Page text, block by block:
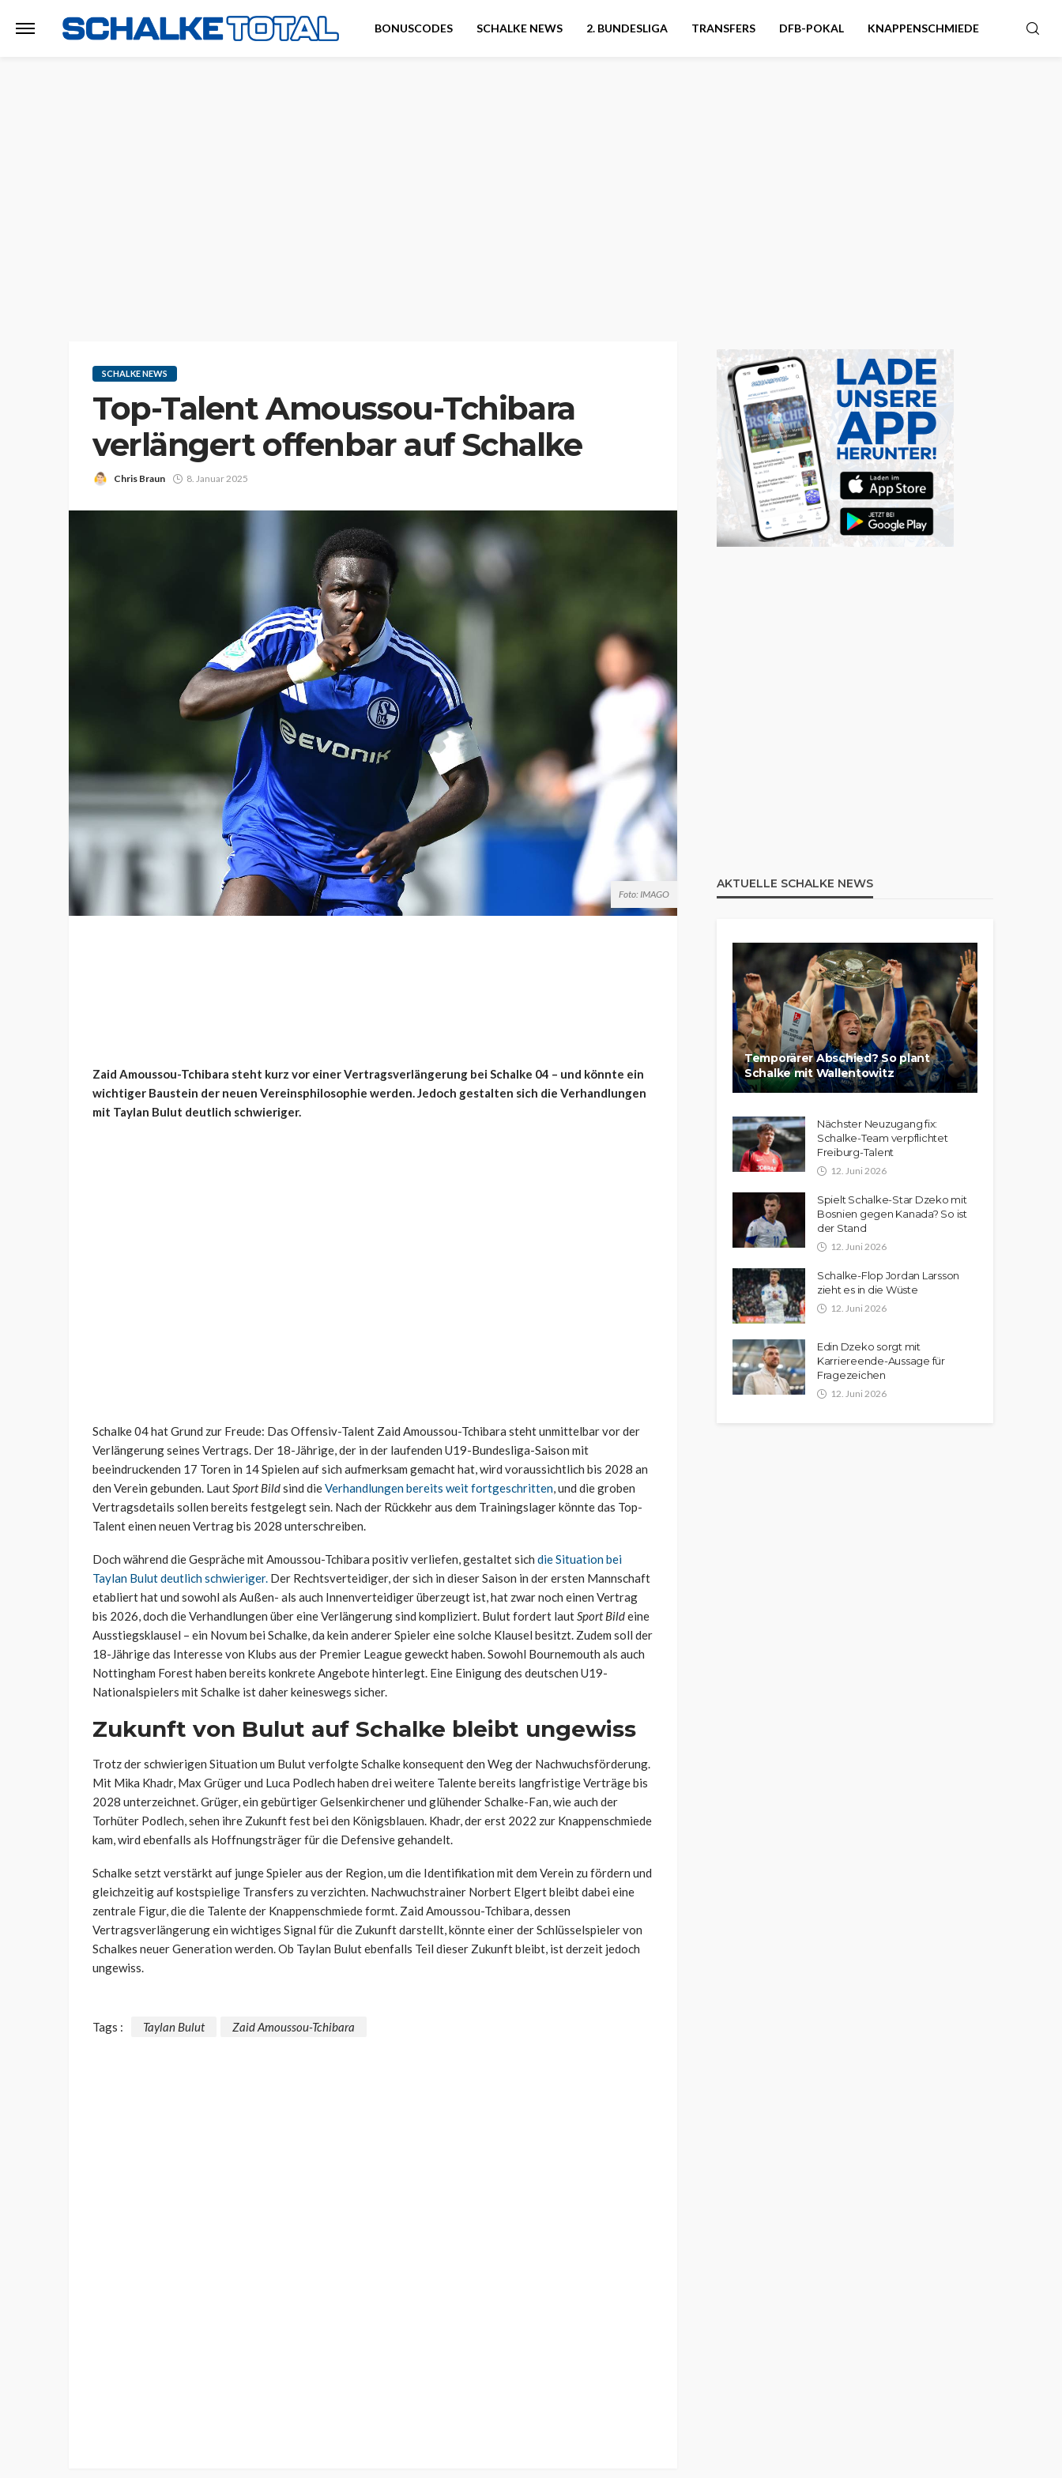
BONUSCODES SCHALKE NEWS 2. BUNDESLIGA TRANSFERS DFB-POKAL KNAPPENSCHMIEDE
SCHALKE NEWS
Top-Talent Amoussou-Tchibara
verlängert offenbar auf Schalke
Chris Braun 8. Januar 2025
Foto: IMAGO
Zaid Amoussou-Tchibara steht kurz vor einer Vertragsverlängerung bei Schalke 04 – und könnte ein
wichtiger Baustein der neuen Vereinsphilosophie werden. Jedoch gestalten sich die Verhandlungen
mit Taylan Bulut deutlich schwieriger.
Schalke 04 hat Grund zur Freude: Das Offensiv-Talent Zaid Amoussou-Tchibara steht unmittelbar vor der
Verlängerung seines Vertrags. Der 18-Jährige, der in der laufenden U19-Bundesliga-Saison mit
beeindruckenden 17 Toren in 14 Spielen auf sich aufmerksam gemacht hat, wird voraussichtlich bis 2028 an
den Verein gebunden. LautSport Bildsind dieVerhandlungen bereits weit fortgeschritten, und die groben
Vertragsdetails sollen bereits festgelegt sein. Nach der Rückkehr aus dem Trainingslager könnte das Top-
Talent einen neuen Vertrag bis 2028 unterschreiben.
Doch während die Gespräche mit Amoussou-Tchibara positiv verliefen, gestaltet sich die Situation bei
Taylan Bulut deutlich schwieriger. Der Rechtsverteidiger, der sich in dieser Saison in der ersten Mannschaft
etabliert hat und sowohl als Außen- als auch Innenverteidiger überzeugt ist, hat zwar noch einen Vertrag
bis 2026, doch die Verhandlungen über eine Verlängerung sind kompliziert. Bulut fordert lautSport Bildeine
Ausstiegsklausel – ein Novum bei Schalke, da kein anderer Spieler eine solche Klausel besitzt. Zudem soll der
18-Jährige das Interesse von Klubs aus der Premier League geweckt haben. Sowohl Bournemouth als auch
Nottingham Forest haben bereits konkrete Angebote hinterlegt. Eine Einigung des deutschen U19-
Nationalspielers mit Schalke ist daher keineswegs sicher.
Zukunft von Bulut auf Schalke bleibt ungewiss
Trotz der schwierigen Situation um Bulut verfolgte Schalke konsequent den Weg der Nachwuchsförderung.
Mit Mika Khadr, Max Grüger und Luca Podlech haben drei weitere Talente bereits langfristige Verträge bis
2028 unterzeichnet. Grüger, ein gebürtiger Gelsenkirchener und glühender Schalke-Fan, wie auch der
Torhüter Podlech, sehen ihre Zukunft fest bei den Königsblauen. Khadr, der erst 2022 zur Knappenschmiede
kam, wird ebenfalls als Hoffnungsträger für die Defensive gehandelt.
Schalke setzt verstärkt auf junge Spieler aus der Region, um die Identifikation mit dem Verein zu fördern und
gleichzeitig auf kostspielige Transfers zu verzichten. Nachwuchstrainer Norbert Elgert bleibt dabei eine
zentrale Figur, die die Talente der Knappenschmiede formt. Zaid Amoussou-Tchibara, dessen
Vertragsverlängerung ein wichtiges Signal für die Zukunft darstellt, könnte einer der Schlüsselspieler von
Schalkes neuer Generation werden. Ob Taylan Bulut ebenfalls Teil dieser Zukunft bleibt, ist derzeit jedoch
ungewiss.
Tags : Taylan Bulut Zaid Amoussou-Tchibara
AKTUELLE SCHALKE NEWS
Temporärer Abschied? So plant
Schalke mit Wallentowitz
Nächster Neuzugang fix:
Schalke-Team verpflichtet
Freiburg-Talent
12. Juni 2026
Spielt Schalke-Star Dzeko mit
Bosnien gegen Kanada? So ist
der Stand
12. Juni 2026
Schalke-Flop Jordan Larsson
zieht es in die Wüste
12. Juni 2026
Edin Dzeko sorgt mit
Karriereende-Aussage für
Fragezeichen
12. Juni 2026